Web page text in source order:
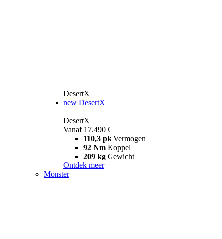
DesertX
new DesertX
DesertX
Vanaf 17.490 €
110,3 pk Vermogen
92 Nm Koppel
209 kg Gewicht
Ontdek meer
Monster